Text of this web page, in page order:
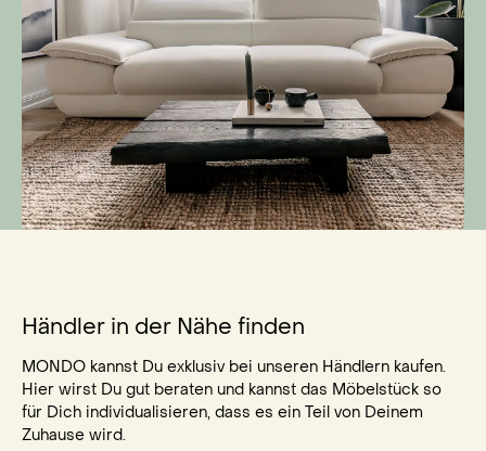
Händler in der Nähe finden
MONDO kannst Du exklusiv bei unseren Händlern kaufen.
Hier wirst Du gut beraten und kannst das Möbelstück so
für Dich individualisieren, dass es ein Teil von Deinem
Zuhause wird.